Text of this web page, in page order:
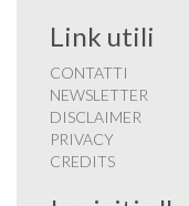
Link utili
CONTATTI
NEWSLETTER
DISCLAIMER
PRIVACY
CREDITS